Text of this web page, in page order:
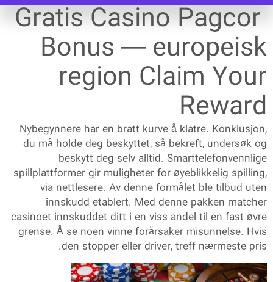
Gratis Casino Pagcor
Bonus — europeisk
region Claim Your
Reward
Nybegynnere har en bratt kurve å klatre. Konklusjon,
du må holde deg beskyttet, så bekreft, undersøk og
beskytt deg selv alltid. Smarttelefonvennlige
spillplattformer gir muligheter for øyeblikkelig spilling,
via nettlesere. Av denne formålet ble tilbud uten
innskudd etablert. Med denne pakken matcher
casinoet innskuddet ditt i en viss andel til en fast øvre
grense. Å se noen vinne forårsaker misunnelse. Hvis
den stopper eller driver, treff nærmeste pris.